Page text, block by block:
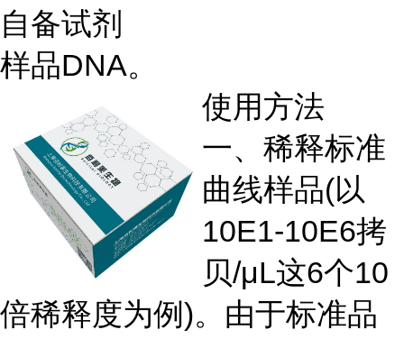
自备试剂
样品DNA。
使用方法
一、稀释标准
曲线样品(以
10E1-10E6拷
贝/μL这6个10
倍稀释度为例)。由于标准品